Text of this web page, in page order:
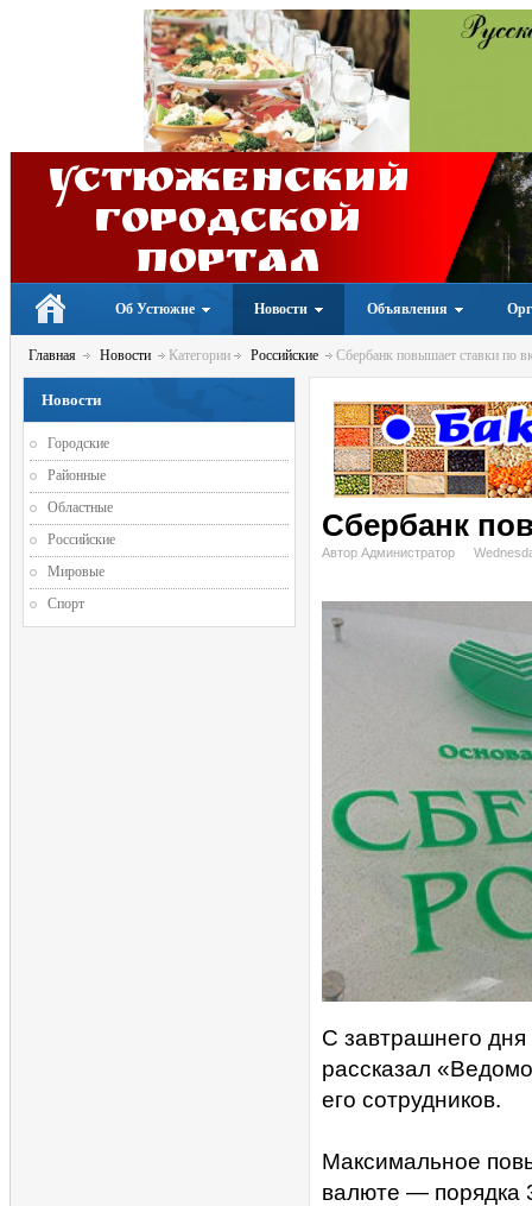
Устюженский
Городской
портал
Об Устюжне Новости Объявления
Главная Новости Категории Российские Сбербанк повышает ставки по
Сбербанк
Автор Администратор
С завтрашнего
рассказал
его сотрудников.
Максимальное
валюте — порядка
Новости
Городские
Районные
Областные
Российские
Мировые
Спорт